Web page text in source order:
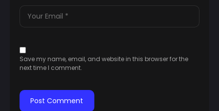
Save my name, email, and website in this browser for the
next time I comment.